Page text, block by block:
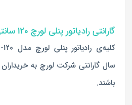
گارانتی رادیاتور پنلی لورچ 120 سانتی متری مدل پربازده
سال گارانتی شرکت لورچ به
باشند.